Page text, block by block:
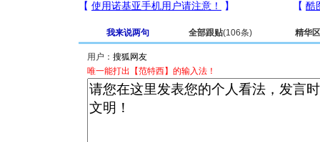
我来说两句 全部跟贴(106条) 精华区
用户：
唯一能打出【范特西】的输入法！